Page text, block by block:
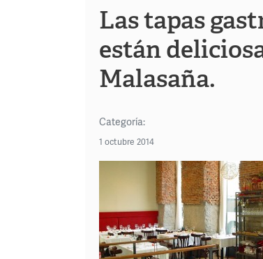
Las tapas
están
Malasaña.
Categoría:
1 octubre 2014